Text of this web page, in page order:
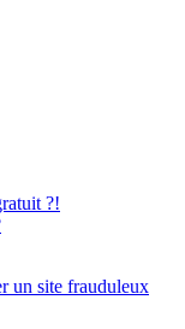
?!
un site frauduleux